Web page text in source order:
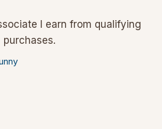
I earn from qualifying
purchases.